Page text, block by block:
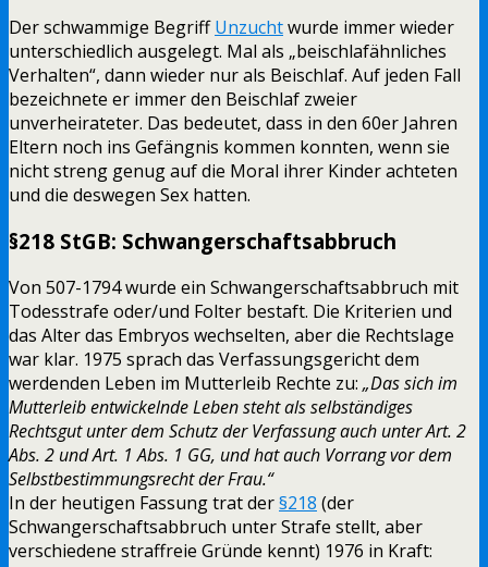
Der schwammige BegriffUnzuchtwurde immer wieder
unterschiedlich ausgelegt. Mal als „beischlafähnliches
Verhalten“, dann wieder nur als Beischlaf. Auf jeden Fall
bezeichnete er immer den Beischlaf zweier
unverheirateter. Das bedeutet, dass in den 60er Jahren
Eltern noch ins Gefängnis kommen konnten, wenn sie
nicht streng genug auf die Moral ihrer Kinder achteten
und die deswegen Sex hatten.
§218 StGB: Schwangerschaftsabbruch
Von 507-1794 wurde ein Schwangerschaftsabbruch mit
Todesstrafe oder/und Folter bestaft. Die Kriterien und
das Alter das Embryos wechselten, aber die Rechtslage
war klar. 1975 sprach das Verfassungsgericht dem
werdenden Leben im Mutterleib Rechte zu: „Das sich im
Mutterleib entwickelnde Leben steht als selbständiges
Rechtsgut unter dem Schutz der Verfassung auch unter Art. 2
Abs. 2 und Art. 1 Abs. 1 GG, und hat auch Vorrang vor dem
Selbstbestimmungsrecht der Frau.“
In der heutigen Fassung trat der§218 (der
Schwangerschaftsabbruch unter Strafe stellt, aber
verschiedene straffreie Gründe kennt) 1976 in Kraft: